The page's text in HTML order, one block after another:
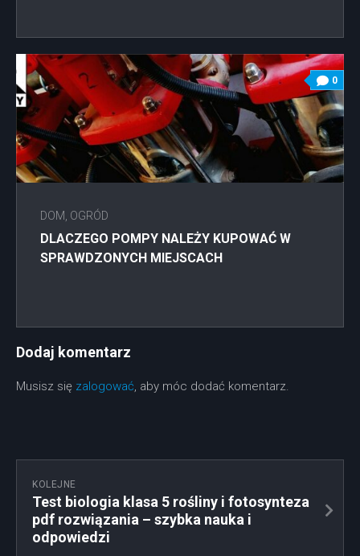
0
DOM, OGRÓD
DLACZEGO POMPY NALEŻY KUPOWAĆ W
SPRAWDZONYCH MIEJSCACH
Dodaj komentarz
Musisz się zalogować, aby móc dodać komentarz.
KOLEJNE
Test biologia klasa 5 rośliny i fotosynteza
pdf rozwiązania – szybka nauka i
odpowiedzi